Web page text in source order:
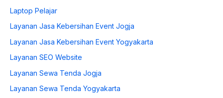
Laptop Pelajar
Layanan Jasa Kebersihan Event Jogja
Layanan Jasa Kebersihan Event Yogyakarta
Layanan SEO Website
Layanan Sewa Tenda Jogja
Layanan Sewa Tenda Yogyakarta